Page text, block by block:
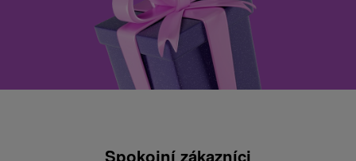
Spokojní zákazníci